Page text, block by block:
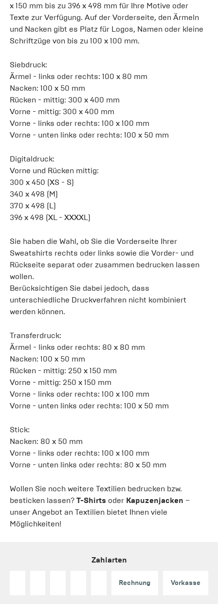
x 150 mm bis zu 396 x 498 mm für Ihre Motive oder
Texte zur Verfügung. Auf der Vorderseite, den Ärmeln
und Nacken gibt es Platz für Logos, Namen oder kleine
Schriftzüge von bis zu 100 x 100 mm.
Siebdruck:
Ärmel - links oder rechts: 100 x 80 mm
Nacken: 100 x 50 mm
Rücken - mittig: 300 x 400 mm
Vorne - mittig: 300 x 400 mm
Vorne - links oder rechts: 100 x 100 mm
Vorne - unten links oder rechts: 100 x 50 mm
Digitaldruck:
Vorne und Rücken mittig:
300 x 450 (XS - S)
340 x 498 (M)
370 x 498 (L)
396 x 498 (XL - XXXXL)
Sie haben die Wahl, ob Sie die Vorderseite Ihrer
Sweatshirts rechts oder links sowie die Vorder- und
Rückseite separat oder zusammen bedrucken lassen
wollen.
Berücksichtigen Sie dabei jedoch, dass
unterschiedliche Druckverfahren nicht kombiniert
werden können.
Transferdruck:
Ärmel - links oder rechts: 80 x 80 mm
Nacken: 100 x 50 mm
Rücken - mittig: 250 x 150 mm
Vorne - mittig: 250 x 150 mm
Vorne - links oder rechts: 100 x 100 mm
Vorne - unten links oder rechts: 100 x 50 mm
Stick:
Nacken: 80 x 50 mm
Vorne - links oder rechts: 100 x 100 mm
Vorne - unten links oder rechts: 80 x 50 mm
Wollen Sie noch weitere Textilien bedrucken bzw.
besticken lassen? T-Shirts oder Kapuzenjacken –
unser Angebot an Textilien bietet Ihnen viele
Möglichkeiten!
Zahlarten
Rechnung Vorkasse